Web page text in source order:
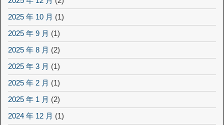
2025 年 10 月 (1)
2025 年 9 月 (1)
2025 年 8 月 (2)
2025 年 3 月 (1)
2025 年 2 月 (1)
2025 年 1 月 (2)
2024 年 12 月 (1)